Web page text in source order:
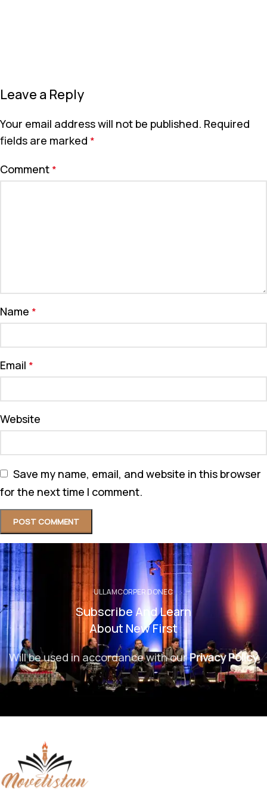
Leave a Reply
Your email address will not be published. Required
fields are marked *
Comment *
Name *
Email *
Website
Save my name, email, and website in this browser
for the next time I comment.
ULLAMCORPER DONEC
Subscribe And Learn
About New First
Will be used in accordance with ourPrivacy Policy